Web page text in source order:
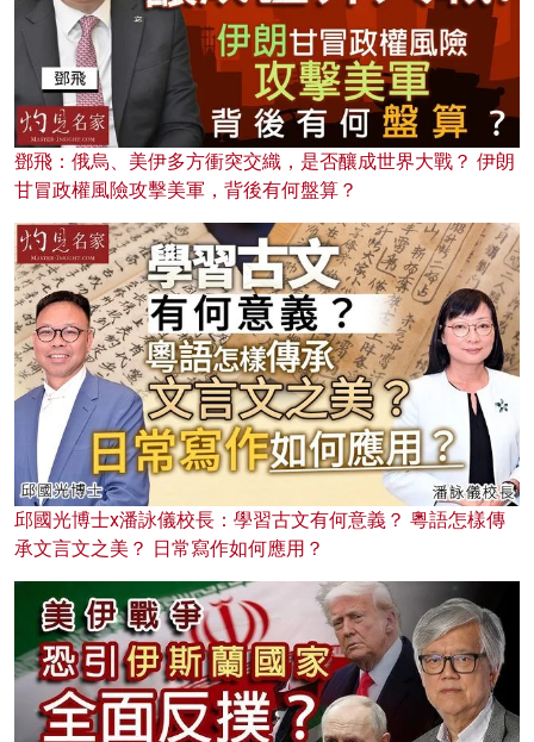
鄧飛：俄烏、美伊多方衝突交織，是否釀成世界大戰？ 伊朗
甘冒政權風險攻擊美軍，背後有何盤算？
邱國光博士x潘詠儀校長：學習古文有何意義？ 粵語怎樣傳
承文言文之美？ 日常寫作如何應用？